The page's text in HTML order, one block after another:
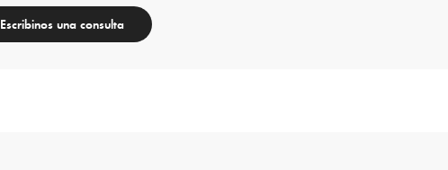
Escribinos una consulta